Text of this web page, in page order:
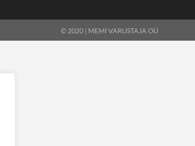
© 2020 | MEMI VARUSTAJA OÜ